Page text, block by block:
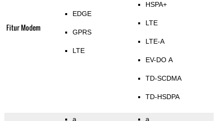
Fitur Modem
EDGE
GPRS
LTE
HSPA+
LTE
LTE-A
EV-DO A
TD-SCDMA
TD-HSDPA
a a